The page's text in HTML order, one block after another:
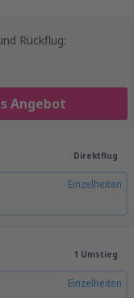
Rückflug:
Angebot
Direktflug
Einzelheiten
1 Umstieg
Einzelheiten